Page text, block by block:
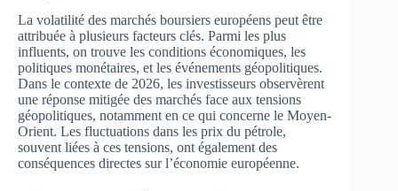
La volatilité des marchés boursiers européens peut être
attribuée à plusieurs facteurs clés. Parmi les plus
influents, on trouve les conditions économiques, les
politiques monétaires, et les événements géopolitiques.
Dans le contexte de 2026, les investisseurs observèrent
une réponse mitigée des marchés face aux tensions
géopolitiques, notamment en ce qui concerne le Moyen-
Orient. Les fluctuations dans les prix du pétrole,
souvent liées à ces tensions, ont également des
conséquences directes sur l’économie européenne.